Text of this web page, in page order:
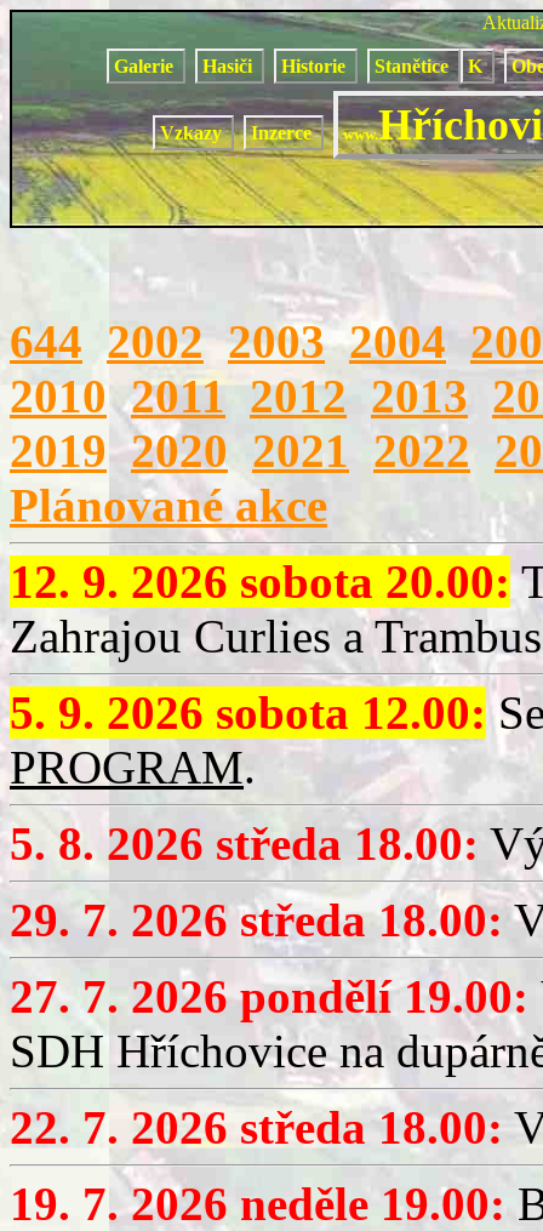
Galerie Hasiči Historie Stanětice K
Vzkazy Inzerce www.
644 2002 2003 2004
2010 2011 2012 2013
2019 2020 2021 2022
Plánované akce
12. 9. 2026 sobota 20.00:
Zahrajou Curlies a
5. 9. 2026 sobota 12.00:
PROGRAM.
5. 8. 2026 středa 18.00:
29. 7. 2026 středa 18.00:
27. 7. 2026 pondělí 19.00:
SDH Hříchovice na
22. 7. 2026 středa 18.00:
19. 7. 2026 neděle 19.00: